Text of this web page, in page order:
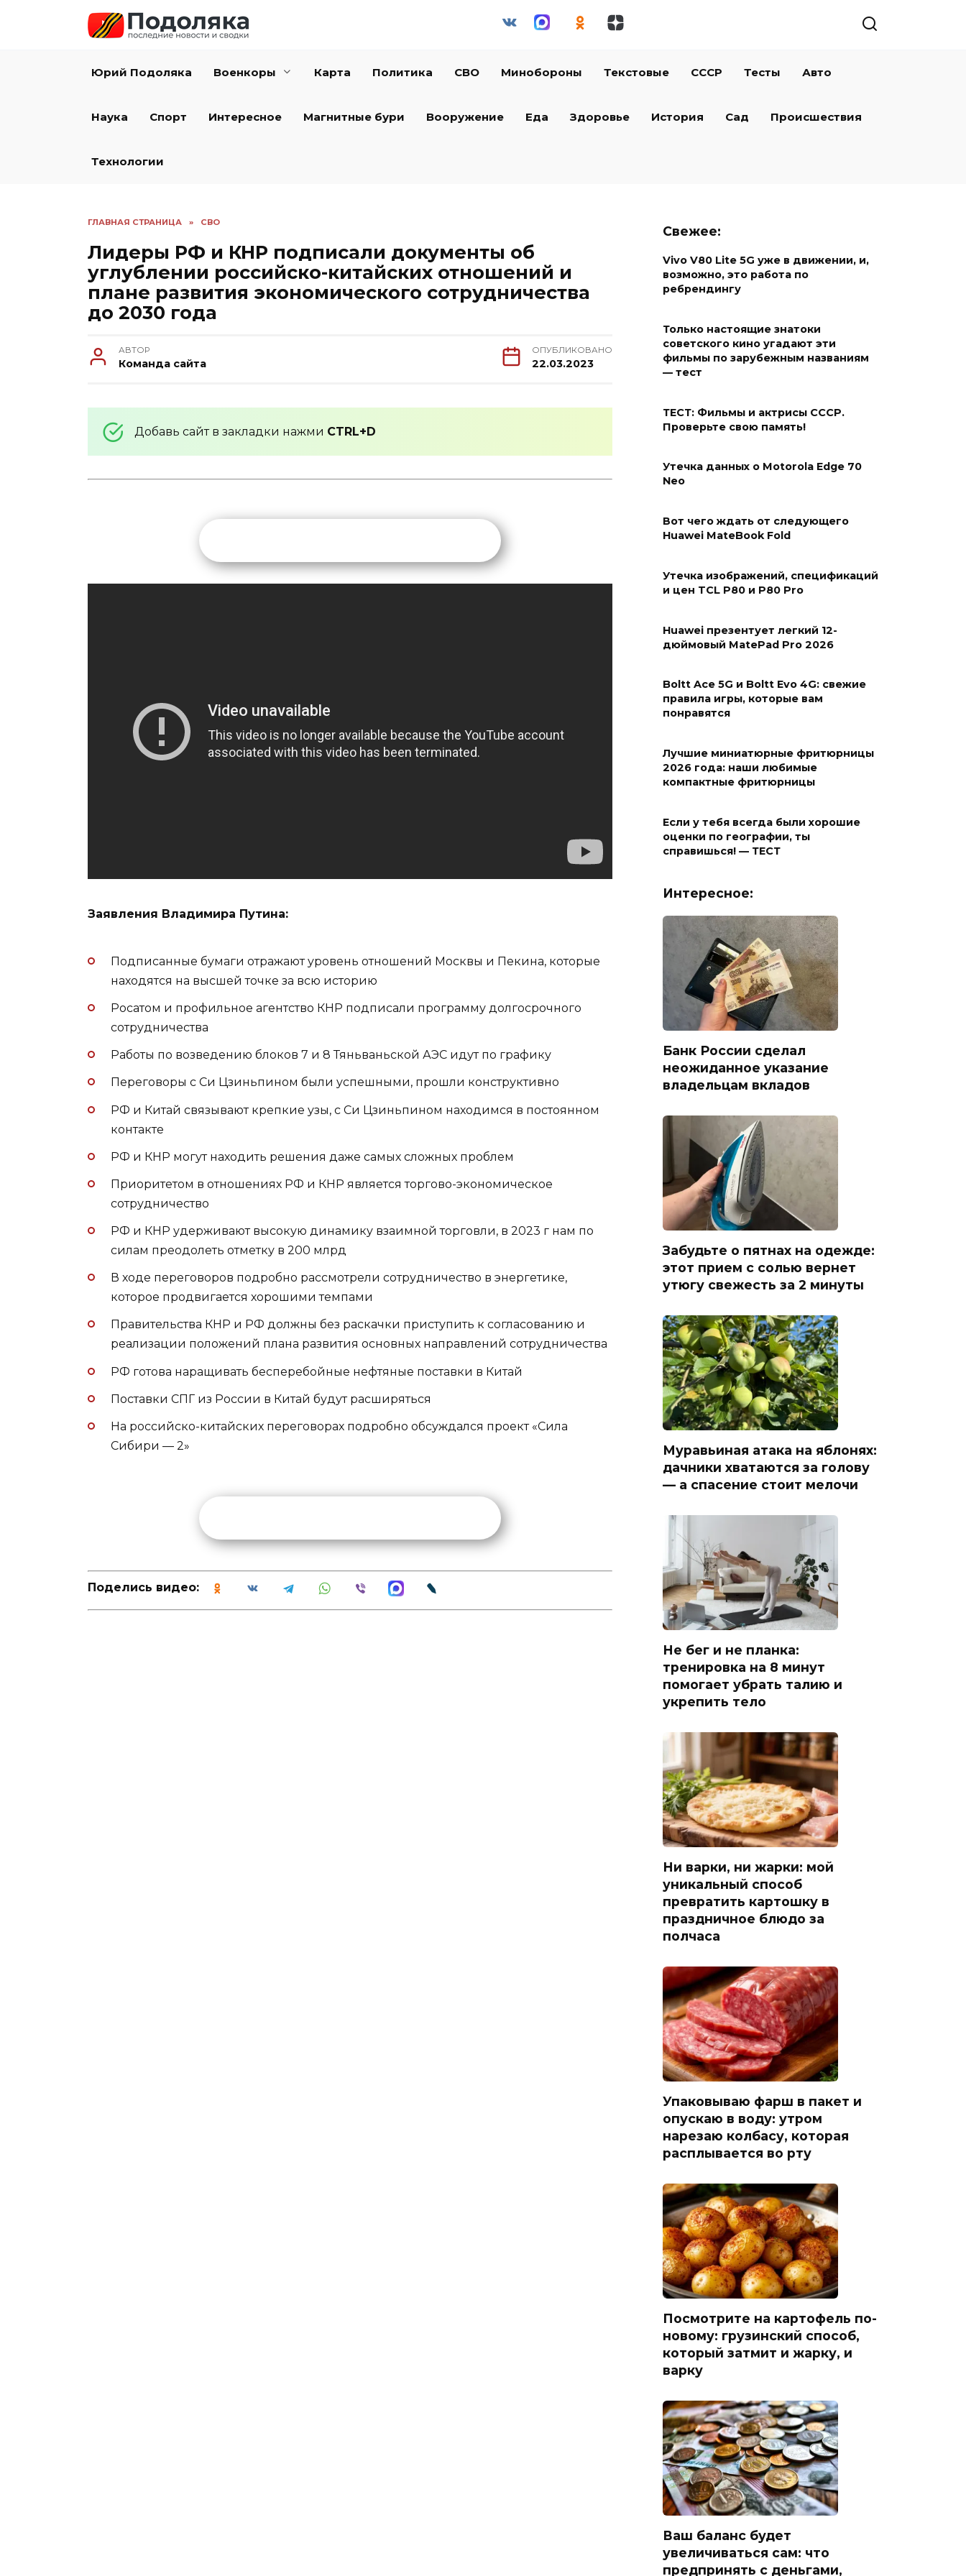
Юрий Подоляка Военкоры Карта Политика СВО Минобороны Текстовые СССР Тесты Авто
Наука Спорт Интересное Магнитные бури Вооружение Еда Здоровье История Сад Происшествия
Технологии
ГЛАВНАЯ СТРАНИЦА » СВО
Лидеры РФ и КНР подписали документы об
углублении российско-китайских отношений и
плане развития экономического сотрудничества
до 2030 года
АВТОР
Команда сайта
ОПУБЛИКОВАНО
22.03.2023
Добавь сайт в закладки нажми CTRL+D
Заявления Владимира Путина:
Подписанные бумаги отражают уровень отношений Москвы и Пекина, которые
находятся на высшей точке за всю историю
Росатом и профильное агентство КНР подписали программу долгосрочного
сотрудничества
Работы по возведению блоков 7 и 8 Тяньваньской АЭС идут по графику
Переговоры с Си Цзиньпином были успешными, прошли конструктивно
РФ и Китай связывают крепкие узы, с Си Цзиньпином находимся в постоянном
контакте
РФ и КНР могут находить решения даже самых сложных проблем
Приоритетом в отношениях РФ и КНР является торгово-экономическое
сотрудничество
РФ и КНР удерживают высокую динамику взаимной торговли, в 2023 г нам по
силам преодолеть отметку в 200 млрд
В ходе переговоров подробно рассмотрели сотрудничество в энергетике,
которое продвигается хорошими темпами
Правительства КНР и РФ должны без раскачки приступить к согласованию и
реализации положений плана развития основных направлений сотрудничества
РФ готова наращивать бесперебойные нефтяные поставки в Китай
Поставки СПГ из России в Китай будут расширяться
На российско-китайских переговорах подробно обсуждался проект «Сила
Сибири — 2»
Поделись видео:
Свежее:
Vivo V80 Lite 5G уже в движении, и,
возможно, это работа по
ребрендингу
Только настоящие знатоки
советского кино угадают эти
фильмы по зарубежным названиям
— тест
ТЕСТ: Фильмы и актрисы СССР.
Проверьте свою память!
Утечка данных о Motorola Edge 70
Neo
Вот чего ждать от следующего
Huawei MateBook Fold
Утечка изображений, спецификаций
и цен TCL P80 и P80 Pro
Huawei презентует легкий 12-
дюймовый MatePad Pro 2026
Boltt Ace 5G и Boltt Evo 4G: свежие
правила игры, которые вам
понравятся
Лучшие миниатюрные фритюрницы
2026 года: наши любимые
компактные фритюрницы
Если у тебя всегда были хорошие
оценки по географии, ты
справишься! — ТЕСТ
Интересное:
Банк России сделал
неожиданное указание
владельцам вкладов
Забудьте о пятнах на одежде:
этот прием с солью вернет
утюгу свежесть за 2 минуты
Муравьиная атака на яблонях:
дачники хватаются за голову
— а спасение стоит мелочи
Не бег и не планка:
тренировка на 8 минут
помогает убрать талию и
укрепить тело
Ни варки, ни жарки: мой
уникальный способ
превратить картошку в
праздничное блюдо за
полчаса
Упаковываю фарш в пакет и
опускаю в воду: утром
нарезаю колбасу, которая
расплывается во рту
Посмотрите на картофель по-
новому: грузинский способ,
который затмит и жарку, и
варку
Ваш баланс будет
увеличиваться сам: что
предпринять с деньгами,